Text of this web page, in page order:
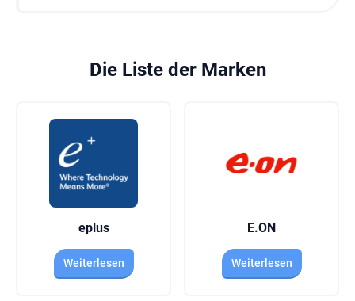
Die Liste der Marken
eplus
Weiterlesen
E.ON
Weiterlesen